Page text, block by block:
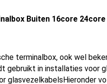
Buiten 16core
terminalbox, ook wel
gebruikt in installaties voor
glasvezelkabelsHieronder